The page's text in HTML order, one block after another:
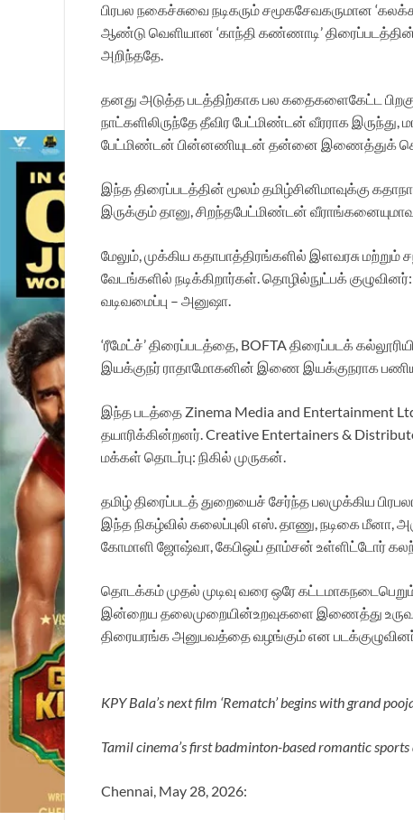
பிரபல நகைச்சுவை நடிகரும் சமூகசேவகருமான
ஆண்டு வெளியான ‘காந்தி கண்ணாடி’
அறிந்ததே.
தனது அடுத்த படத்திற்காக பல கதைகளைகேட்ட
நாட்களிலிருந்தே தீவிர பேட்மிண்டன் வீரராக
பேட்மிண்டன் பின்னணியுடன் தன்னை இணைத்துக்
இந்த திரைப்படத்தின் மூலம் தமிழ்சினிமாவுக்கு
இருக்கும் தானு, சிறந்தபேட்மிண்டன்
மேலும், முக்கிய கதாபாத்திரங்களில் இளவரசு
வேடங்களில் நடிக்கிறார்கள். தொழில்நுட்பக்
வடிவமைப்பு – அனுஷா.
‘ரீமேட்ச்’ திரைப்படத்தை, BOFTA திரைப்படக்
இயக்குநர் ராதாமோகனின் இணை இயக்குநராக
இந்த படத்தை Zinema Media and Entertainment
தயாரிக்கின்றனர். Creative Entertainers &
மக்கள் தொடர்பு: நிகில் முருகன்.
தமிழ் திரைப்படத் துறையைச் சேர்ந்த பலமுக்கிய
இந்த நிகழ்வில் கலைப்புலி எஸ். தாணு, நடிகை மீனா,
கோமாளி ஜோஷ்வா, கேபிஒய் தாம்சன் உள்ளிட்டோர்
தொடக்கம் முதல் முடிவு வரை ஒரே
இன்றைய தலைமுறையின்உறவுகளை இணைத்து
திரையரங்க அனுபவத்தை வழங்கும் என படக்குழுவினர்
KPY Bala’s next film ‘Rematch’ begins with grand
Tamil cinema’s first badminton-based romantic
Chennai, May 28, 2026: